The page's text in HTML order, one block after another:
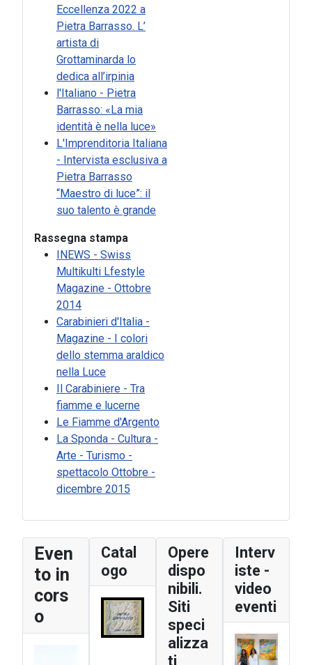
Eccellenza 2022 a
Pietra Barrasso. L’
artista di
Grottaminarda lo
dedica all’irpinia
l'Italiano - Pietra
Barrasso: «La mia
identità è nella luce»
L'Imprenditoria Italiana
- Intervista esclusiva a
Pietra Barrasso
“Maestro di luce”: il
suo talento è grande
Rassegna stampa
INEWS - Swiss
Multikulti Lfestyle
Magazine - Ottobre
2014
Carabinieri d'Italia -
Magazine - I colori
dello stemma araldico
nella Luce
Il Carabiniere - Tra
fiamme e lucerne
Le Fiamme d'Argento
La Sponda - Cultura -
Arte - Turismo -
spettacolo Ottobre -
dicembre 2015
Even
to in
cors
o
Catal
ogo
Opere
dispo
nibili.
Siti
speci
alizza
ti
Interv
iste -
video
eventi